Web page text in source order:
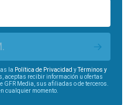
la Política de Privacidad yTérminos y
aceptas recibir información u ofertas
GFR Media, sus afiliadas o de terceros.
cualquier momento.